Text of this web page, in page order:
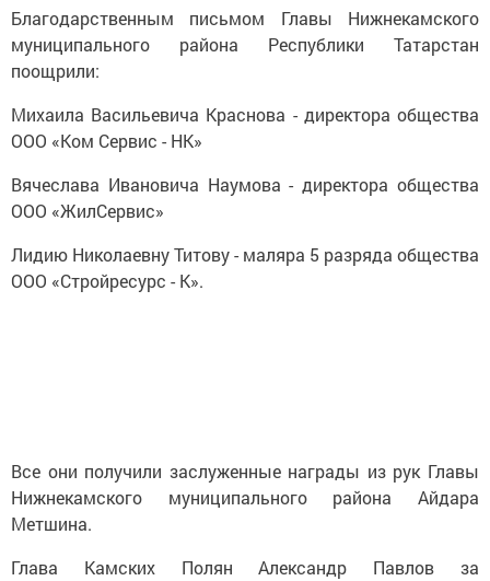
Благодарственным письмом Главы Нижнекамского
муниципального района Республики Татарстан
поощрили:
Михаила Васильевича Краснова - директора общества
ООО «Ком Сервис - НК»
Вячеслава Ивановича Наумова - директора общества
ООО «ЖилСервис»
Лидию Николаевну Титову - маляра 5 разряда общества
ООО «Стройресурс - К».
Все они получили заслуженные награды из рук Главы
Нижнекамского муниципального района Айдара
Метшина.
Глава Камских Полян Александр Павлов за